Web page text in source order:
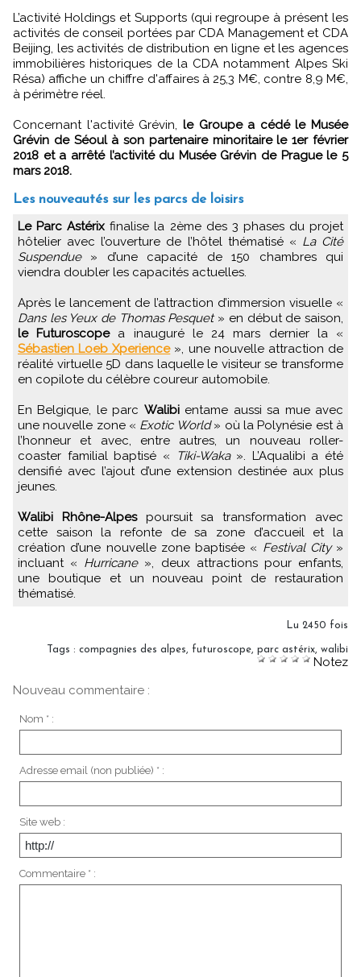
L’activité Holdings et Supports (qui regroupe à présent les
activités de conseil portées par CDA Management et CDA
Beijing, les activités de distribution en ligne et les agences
immobilières historiques de la CDA notamment Alpes Ski
Résa) affiche un chiffre d'affaires à 25,3 M€, contre 8,9 M€,
à périmètre réel.
Concernant l'activité Grévin, le Groupe a cédé le Musée
Grévin de Séoul à son partenaire minoritaire le 1er février
2018 et a arrêté l’activité du Musée Grévin de Prague le 5
mars 2018.
Les nouveautés sur les parcs de loisirs
Le Parc Astérix finalise la 2ème des 3 phases du projet
hôtelier avec l’ouverture de l’hôtel thématisé « La Cité
Suspendue» d’une capacité de 150 chambres qui
viendra doubler les capacités actuelles.
Après le lancement de l’attraction d’immersion visuelle «
Dans les Yeux de Thomas Pesquet» en début de saison,
le Futuroscopea inauguré le 24 mars dernier la «
Sébastien Loeb Xperience», une nouvelle attraction de
réalité virtuelle 5D dans laquelle le visiteur se transforme
en copilote du célèbre coureur automobile.
En Belgique, le parc Walibientame aussi sa mue avec
une nouvelle zone « Exotic World» où la Polynésie est à
l’honneur et avec, entre autres, un nouveau roller-
coaster familial baptisé «
Tiki-Waka». L’Aqualibi a été
densifié avec l’ajout d’une extension destinée aux plus
jeunes.
Walibi Rhône-Alpespoursuit sa transformation avec
cette saison la refonte de sa zone d’accueil et la
création d’une nouvelle zone baptisée « Festival City»
incluant « Hurricane », deux attractions pour enfants,
une boutique et un nouveau point de restauration
thématisé.
Lu 2450 fois
Tags : compagnies des alpes, futuroscope, parc astérix, walibi
Notez
Nouveau commentaire :
Nom * :
Adresse email (non publiée) * :
Site web :
Commentaire * :